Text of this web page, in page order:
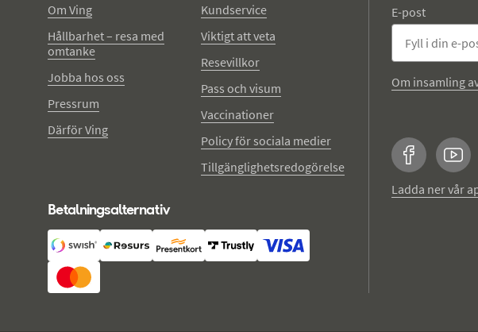
Om Ving
Hållbarhet – resa med
omtanke
Jobba hos oss
Pressrum
Därför Ving
Kundservice
Viktigt att veta
Resevillkor
Pass och visum
Vaccinationer
Policy för sociala medier
Tillgänglighetsredogörelse
Betalningsalternativ
E-post
Om insamling
Facebook
Ladda ner vår